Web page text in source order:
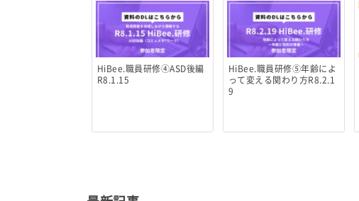
HiBee.職員研修④ASD後編
R8.1.15
HiBee.職員研修⑤年齢によ
って変える関わり方R8.2.1
9